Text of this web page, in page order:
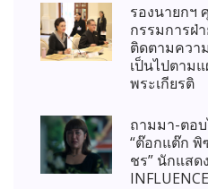
รองนายกฯ
กรรมการฝ่
ติดตามควา
เป็นไปตาม
พระเกียรติ
ถามมา-ตอ
“ต๊อกแต๊ก พิ
ชร” นักแสด